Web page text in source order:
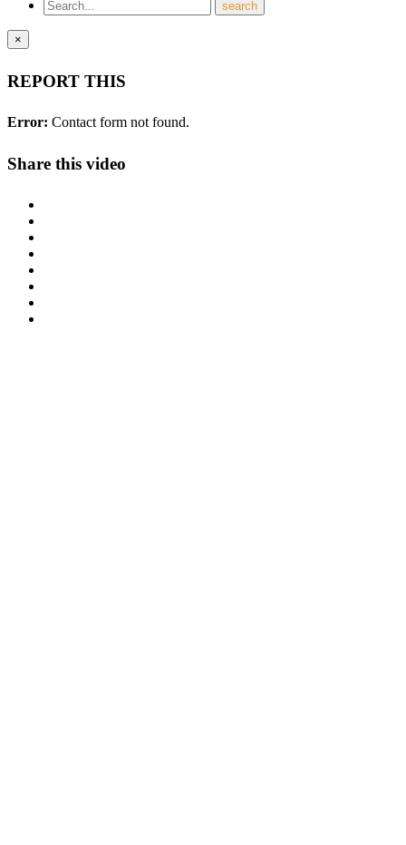
×
REPORT THIS
Error: Contact form not found.
Share this video